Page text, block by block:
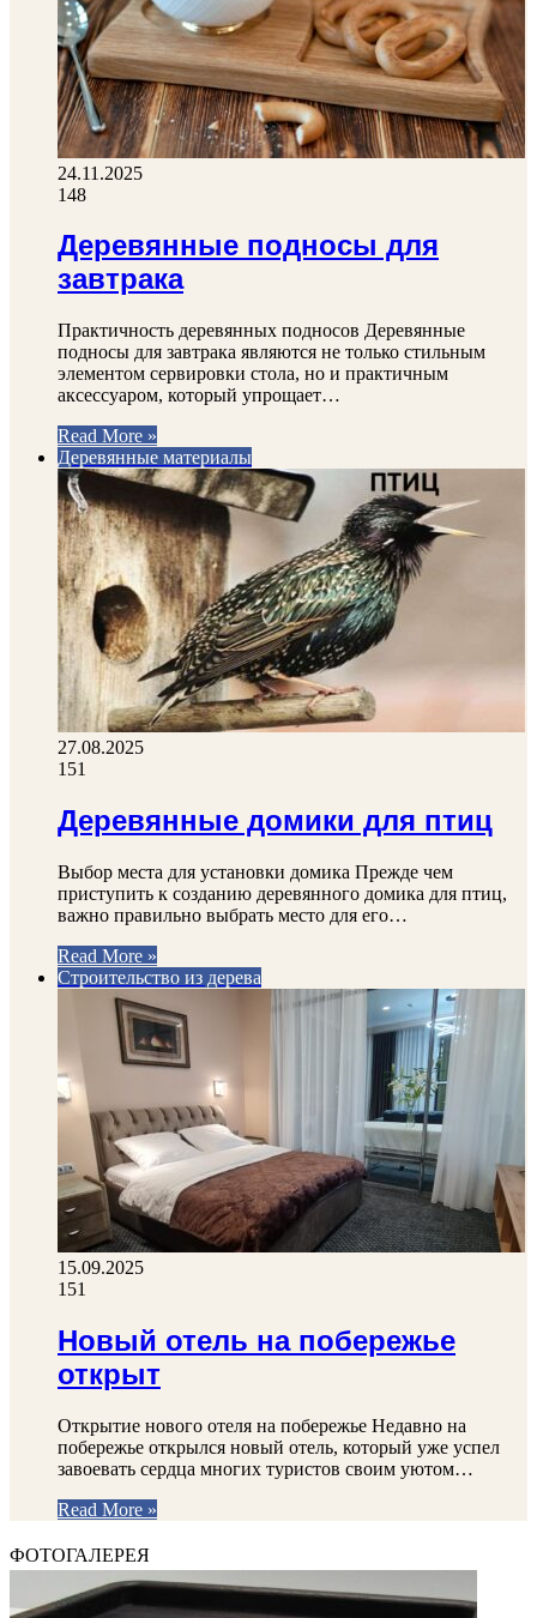
24.11.2025
148
Деревянные подносы для
завтрака
Практичность деревянных подносов Деревянные
подносы для завтрака являются не только стильным
элементом сервировки стола, но и практичным
аксессуаром, который упрощает…
Read More »
Деревянные материалы
27.08.2025
151
Деревянные домики для птиц
Выбор места для установки домика Прежде чем
приступить к созданию деревянного домика для птиц,
важно правильно выбрать место для его…
Read More »
Строительство из дерева
15.09.2025
151
Новый отель на побережье
открыт
Открытие нового отеля на побережье Недавно на
побережье открылся новый отель, который уже успел
завоевать сердца многих туристов своим уютом…
Read More »
ФОТОГАЛЕРЕЯ